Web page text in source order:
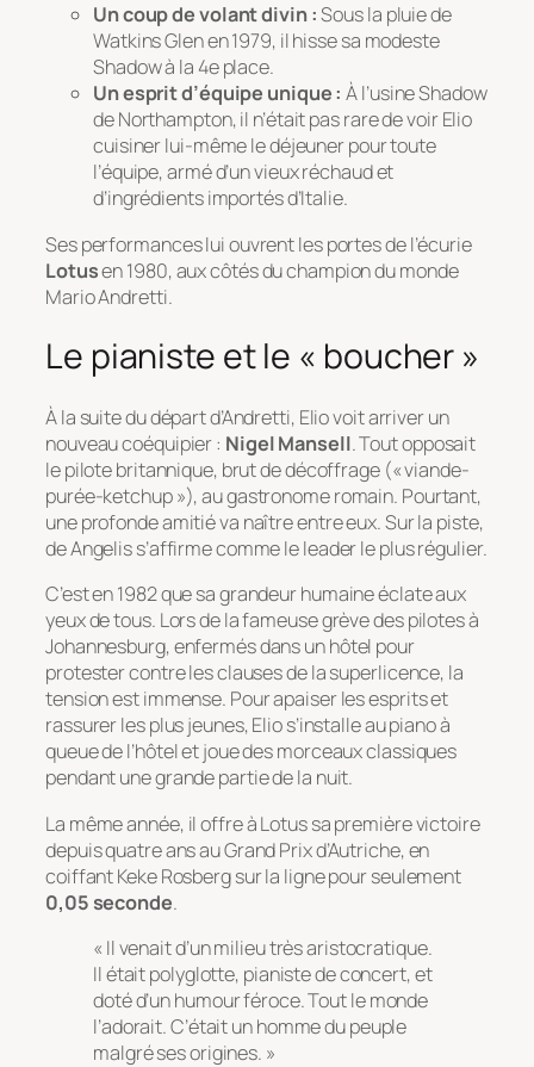
Un coup de volant divin :Sous la pluie de
Watkins Glen en 1979, il hisse sa modeste
Shadow à la 4e place.
Un esprit d’équipe unique : À l’usine Shadow
de Northampton, il n’était pas rare de voir Elio
cuisiner lui-même le déjeuner pour toute
l’équipe, armé d’un vieux réchaud et
d’ingrédients importés d’Italie.
Ses performances lui ouvrent les portes de l’écurie
Lotusen 1980, aux côtés du champion du monde
Mario Andretti.
Le pianiste et le « boucher »
À la suite du départ d’Andretti, Elio voit arriver un
nouveau coéquipier : Nigel Mansell. Tout opposait
le pilote britannique, brut de décoffrage (« viande-
purée-ketchup »), au gastronome romain. Pourtant,
une profonde amitié va naître entre eux. Sur la piste,
de Angelis s’affirme comme le leader le plus régulier.
C’est en 1982 que sa grandeur humaine éclate aux
yeux de tous. Lors de la fameuse grève des pilotes à
Johannesburg, enfermés dans un hôtel pour
protester contre les clauses de la superlicence, la
tension est immense. Pour apaiser les esprits et
rassurer les plus jeunes, Elio s’installe au piano à
queue de l’hôtel et joue des morceaux classiques
pendant une grande partie de la nuit.
La même année, il offre à Lotus sa première victoire
depuis quatre ans au Grand Prix d’Autriche, en
coiffant Keke Rosberg sur la ligne pour seulement
0,05 seconde.
« Il venait d’un milieu très aristocratique.
Il était polyglotte, pianiste de concert, et
doté d’un humour féroce. Tout le monde
l’adorait. C’était un homme du peuple
malgré ses origines. »